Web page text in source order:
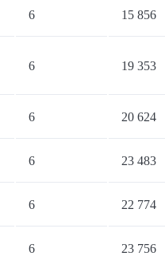
6 15 856
6 19 353
6 20 624
6 23 483
6 22 774
6 23 756